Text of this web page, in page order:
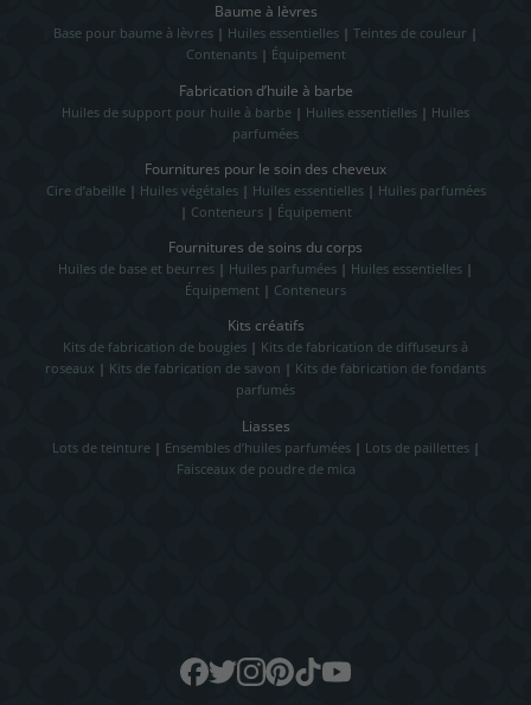
Baume à lèvres
Base pour baume à lèvres | Huiles essentielles | Teintes de couleur |
Contenants| Équipement
Fabrication d’huile à barbe
Huiles de support pour huile à barbe | Huiles essentielles | Huiles
parfumées
Fournitures pour le soin des cheveux
Cire d’abeille| Huiles végétales| Huiles essentielles| Huiles parfumées
| Conteneurs| Équipement
Fournitures de soins du corps
Huiles de base et beurres | Huiles parfumées | Huiles essentielles |
Équipement | Conteneurs
Kits créatifs
Kits de fabrication de bougies | Kits de fabrication de diffuseurs à
roseaux | Kits de fabrication de savon | Kits de fabrication de fondants
parfumés
Liasses
Lots de teinture| Ensembles d’huiles parfumées| Lots de paillettes|
Faisceaux de poudre de mica